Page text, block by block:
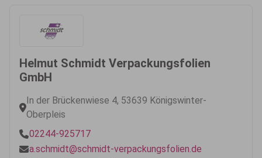
Helmut Schmidt Verpackungsfolien
GmbH
In der Brückenwiese 4, 53639 Königswinter-
Oberpleis
02244-925717
a.schmidt@schmidt-verpackungsfolien.de